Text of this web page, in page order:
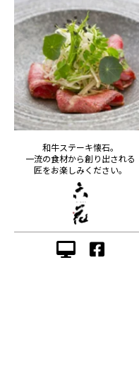
和牛ステーキ懐石。
一流の食材から創り出される
匠をお楽しみください。